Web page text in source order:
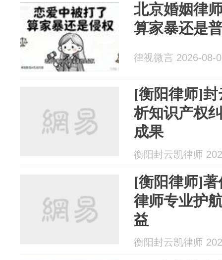
北京婚姻律
算家暴还是
律视微言 2026-08-
[衡阳律师]
析知识产权
成果
衡阳封云凯律师
[衡阳律师]
律师专业护
益
衡阳封云凯律师